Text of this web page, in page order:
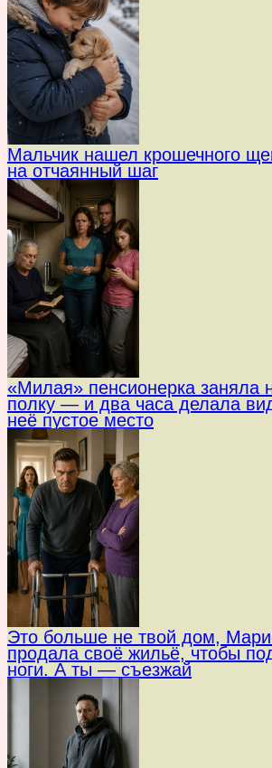
Мальчик нашел крошечного
на отчаянный шаг
«Милая» пенсионерка
полку — и два часа делала
неё пустое место
Это больше не твой дом,
продала своё жильё, чтобы
ноги. А ты — съезжай